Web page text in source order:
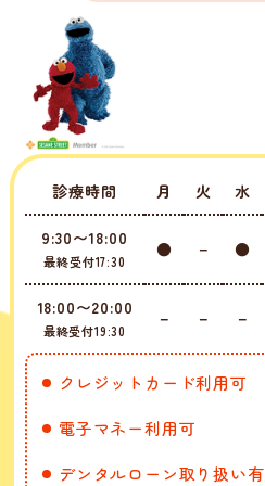
診療時間 月 火 水
9:30〜18:00
最終受付17:30
● － ●
18:00〜20:00
最終受付19:30
－ － －
クレジットカード利用可
電子マネー利用可
デンタルローン取り扱い有